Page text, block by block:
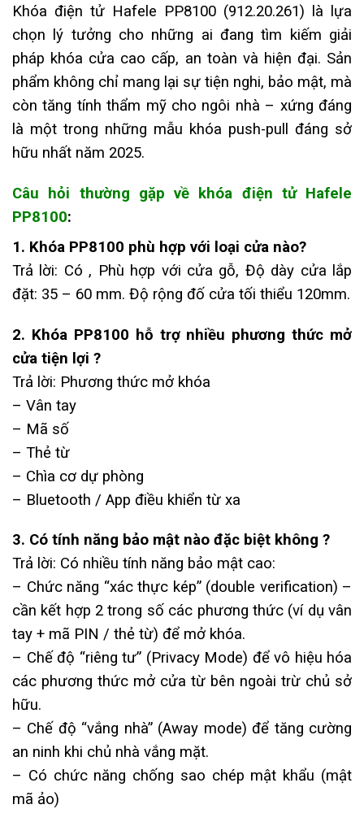
Khóa điện tử Hafele PP8100 (912.20.261) là lựa
chọn lý tưởng cho những ai đang tìm kiếm giải
pháp khóa cửa cao cấp, an toàn và hiện đại. Sản
phẩm không chỉ mang lại sự tiện nghi, bảo mật, mà
còn tăng tính thẩm mỹ cho ngôi nhà – xứng đáng
là một trong những mẫu khóa push-pull đáng sở
hữu nhất năm 2025.
Câu hỏi thường gặp về khóa điện tử Hafele
PP8100:
1. Khóa PP8100 phù hợp với loại cửa nào?
Trả lời: Có , Phù hợp với cửa gỗ, Độ dày cửa lắp
đặt: 35 – 60 mm. Độ rộng đố cửa tối thiểu 120mm.
2. Khóa PP8100 hỗ trợ nhiều phương thức mở
cửa tiện lợi ?
Trả lời: Phương thức mở khóa
– Vân tay
– Mã số
– Thẻ từ
– Chìa cơ dự phòng
– Bluetooth / App điều khiển từ xa
3. Có tính năng bảo mật nào đặc biệt không ?
Trả lời: Có nhiều tính năng bảo mật cao:
– Chức năng “xác thực kép” (double verification) –
cần kết hợp 2 trong số các phương thức (ví dụ vân
tay + mã PIN / thẻ từ) để mở khóa.
– Chế độ “riêng tư” (Privacy Mode) để vô hiệu hóa
các phương thức mở cửa từ bên ngoài trừ chủ sở
hữu.
– Chế độ “vắng nhà” (Away mode) để tăng cường
an ninh khi chủ nhà vắng mặt.
– Có chức năng chống sao chép mật khẩu (mật
mã ảo)